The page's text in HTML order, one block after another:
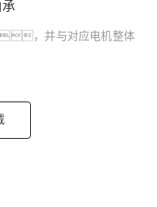
，并与对应电机整体